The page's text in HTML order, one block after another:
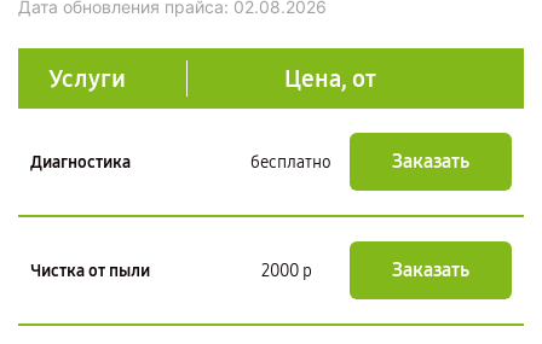
Дата обновления прайса: 02.08.2026
Услуги Цена, от
Диагностика бесплатно Заказать
Чистка от пыли 2000 р Заказать